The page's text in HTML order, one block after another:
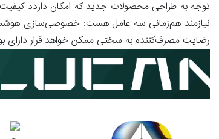
توجه به طراحی محصولات جدید که امکان داردد
نیازمند هم‌زمانی سه عامل هست: خصوصی‌سازی
رضایت مصرف‌کننده به سختی ممکن خواهد قرار دارای